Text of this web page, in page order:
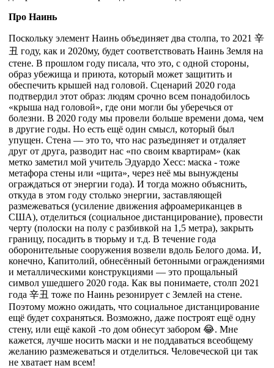
Про Наинь
Поскольку элемент Наинь объединяет два столпа, то 2021 辛
丑 году, как и 2020му, будет соответствовать Наинь Земля на
стене. В прошлом году писала, что это, с одной стороны,
образ убежища и приюта, который может защитить и
обеспечить крышей над головой. Сценарий 2020 года
подтвердил этот образ: людям срочно всем понадобилось
«крыша над головой», где они могли бы уберечься от
болезни. В 2020 году мы провели больше времени дома, чем
в другие годы. Но есть ещё один смысл, который был
упущен. Стена — это то, что нас разъединяет и отдаляет
друг от друга, разводит нас «по своим квартирам» (как
метко заметил мой учитель Эдуардо Хесс: маска - тоже
метафора стены или «щита», через неё мы вынуждены
ограждаться от энергии года). И тогда можно объяснить,
откуда в этом году столько энергии, заставляющей
размежеваться (усиление движения афроамериканцев в
США), отделиться (социальное дистанцирование), провести
черту (полоски на полу с разбивкой на 1,5 метра), закрыть
границу, посадить в тюрьму и т.д. В течение года
оборонительные сооружения возвели вдоль Белого дома. И,
конечно, Капитолий, обнесённый бетонными ограждениями
и металлическими конструкциями — это прощальный
символ ушедшего 2020 года. Как вы понимаете, столп 2021
года 辛丑 тоже по Наинь резонирует с Землей на стене.
Поэтому можно ожидать, что социальное дистанцирование
ещё будет сохраняться. Возможно, даже построят ещё одну
стену, или ещё какой -то дом обнесут забором 😂. Мне
кажется, лучше носить маски и не поддаваться всеобщему
желанию размежеваться и отделиться. Человеческой ци так
не хватает нам всем!